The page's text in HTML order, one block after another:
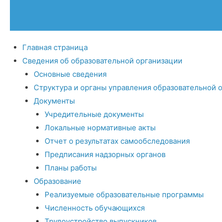
Главная страница
Сведения об образовательной организации
Основные сведения
Структура и органы управления образовательной
Документы
Учредительные документы
Локальные нормативные акты
Отчет о результатах самообследования
Предписания надзорных органов
Планы работы
Образование
Реализуемые образовательные программы
Численность обучающихся